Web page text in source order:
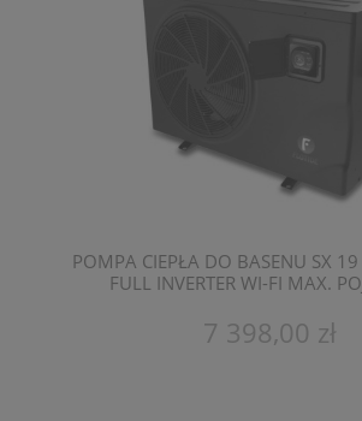
POMPA CIEPŁA DO BASENU SX
FULL INVERTER WI-FI MAX.
7 398,00 zł